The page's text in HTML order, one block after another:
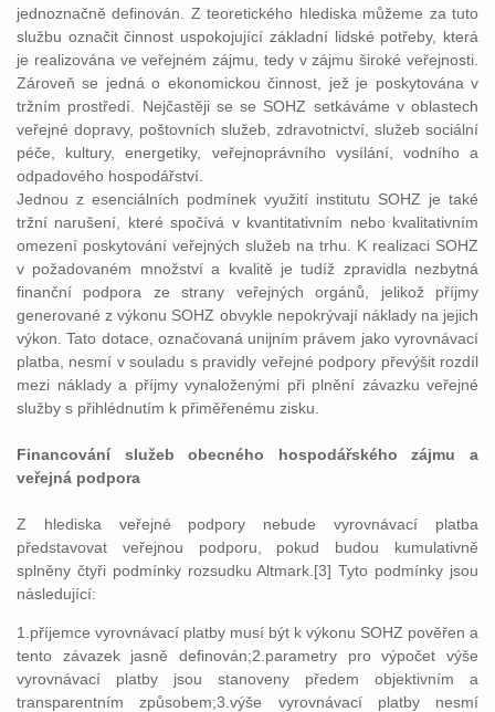
jednoznačně definován. Z teoretického hlediska můžeme za tuto
službu označit činnost uspokojující základní lidské potřeby, která
je realizována ve veřejném zájmu, tedy v zájmu široké veřejnosti.
Zároveň se jedná o ekonomickou činnost, jež je poskytována v
tržním prostředí. Nejčastěji se se SOHZ setkáváme v oblastech
veřejné dopravy, poštovních služeb, zdravotnictví, služeb sociální
péče, kultury, energetiky, veřejnoprávního vysílání, vodního a
odpadového hospodářství.
Jednou z esenciálních podmínek využití institutu SOHZ je také
tržní narušení, které spočívá v kvantitativním nebo kvalitativním
omezení poskytování veřejných služeb na trhu. K realizaci SOHZ
v požadovaném množství a kvalitě je tudíž zpravidla nezbytná
finanční podpora ze strany veřejných orgánů, jelikož příjmy
generované z výkonu SOHZ obvykle nepokrývají náklady na jejich
výkon. Tato dotace, označovaná unijním právem jako vyrovnávací
platba, nesmí v souladu s pravidly veřejné podpory převýšit rozdíl
mezi náklady a příjmy vynaloženými při plnění závazku veřejné
služby s přihlédnutím k přiměřenému zisku.
Financování služeb obecného hospodářského zájmu a
veřejná podpora
Z hlediska veřejné podpory nebude vyrovnávací platba
představovat veřejnou podporu, pokud budou kumulativně
splněny čtyři podmínky rozsudku Altmark.[3] Tyto podmínky jsou
následující:
1.příjemce vyrovnávací platby musí být k výkonu SOHZ pověřen a
tento závazek jasně definován;2.parametry pro výpočet výše
vyrovnávací platby jsou stanoveny předem objektivním a
transparentním způsobem;3.výše vyrovnávací platby nesmí